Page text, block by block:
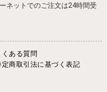
ネットでのご注文は24時間受
くある質問
定商取引法に基づく表記